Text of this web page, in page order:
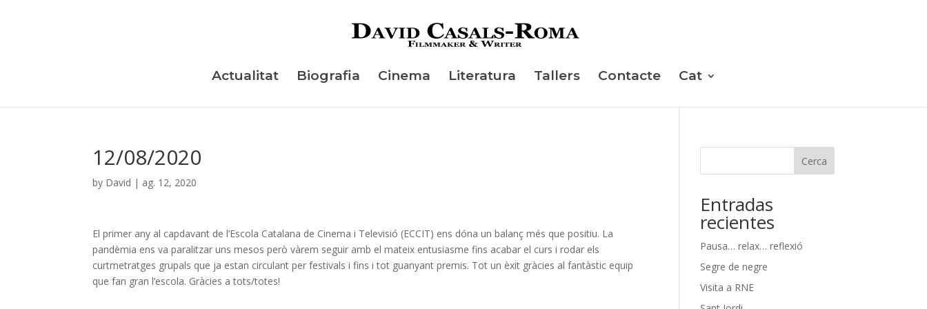
Actualitat Biografia Cinema Literatura Tallers Contacte Cat
12/08/2020
by David | ag. 12, 2020
El primer any al capdavant de l’Escola Catalana de Cinema i Televisió (ECCIT) ens dóna un balanç més que positiu. La
pandèmia ens va paralitzar uns mesos però vàrem seguir amb el mateix entusiasme fins acabar el curs i rodar els
curtmetratges grupals que ja estan circulant per festivals i fins i tot guanyant premis. Tot un èxit gràcies al fantàstic equip
que fan gran l’escola. Gràcies a tots/totes!
Cerca
Entradas
recientes
Pausa… relax… reflexió
Segre de negre
Visita a RNE